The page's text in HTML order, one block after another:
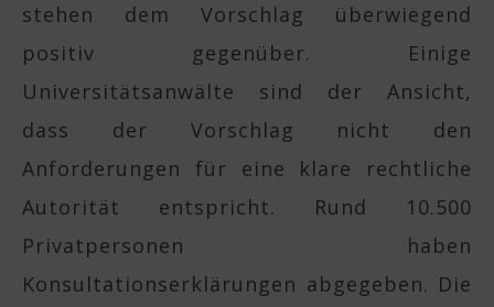
stehen dem Vorschlag überwiegend
positiv gegenüber. Einige
Universitätsanwälte sind der Ansicht,
dass der Vorschlag nicht den
Anforderungen für eine klare rechtliche
Autorität entspricht. Rund 10.500
Privatpersonen haben
Konsultationserklärungen abgegeben. Die